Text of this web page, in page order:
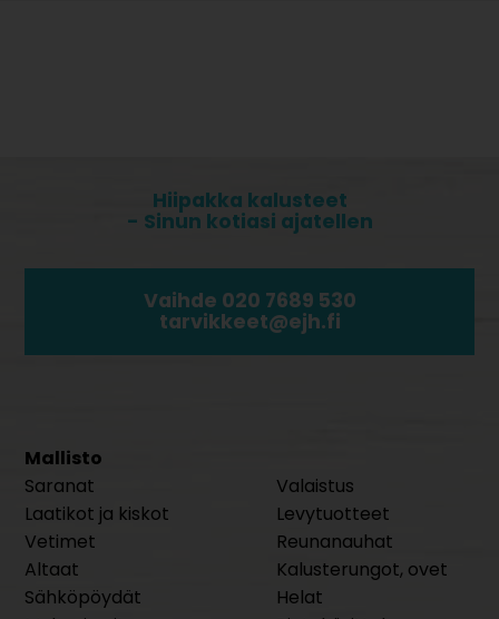
Hiipakka kalusteet
- Sinun kotiasi ajatellen
Vaihde 020 7689 530
tarvikkeet@ejh.fi
Mallisto
Saranat
Laatikot ja kiskot
Vetimet
Altaat
Sähköpöydät
Valaistus
Levytuotteet
Reunanauhat
Kalusterungot, ovet
Helat